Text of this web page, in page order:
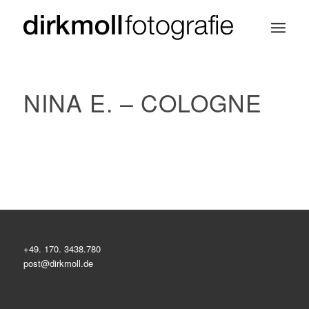
NINA E. – COLOGNE
+49. 170. 3438.780
post@dirkmoll.de